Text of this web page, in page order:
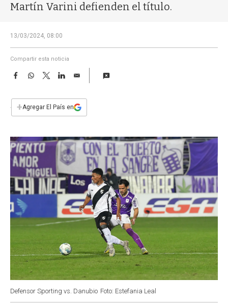
Martín Varini defienden el título.
13/03/2024, 08:00
Compartir esta noticia
F
e
b
k
W
s
p
T
w
t
L
n
E
i
l
+Agregar El País en
Defensor Sporting vs. Danubio Foto: Estefania Leal